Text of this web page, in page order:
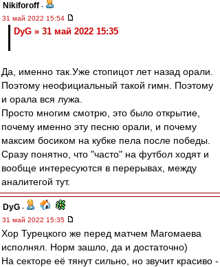
Nikiforoff -
31 май 2022 15:54
DyG » 31 май 2022 15:35
Да, именно так.Уже стопицот лет назад орали.
Поэтому неофициальный такой гимн. Поэтому
и орала вся лужа.
Просто многим смотрю, это было открытие,
почему именно эту песню орали, и почему
максим босиком на кубке пела после победы.
Сразу понятно, что "часто" на футбол ходят и
вообще интересуются в перерывах, между
аналитегой тут.
DyG -
31 май 2022 15:35
Хор Турецкого же перед матчем Магомаева
исполнял. Норм зашло, да и достаточно)
На секторе её тянут сильно, но звучит красиво -